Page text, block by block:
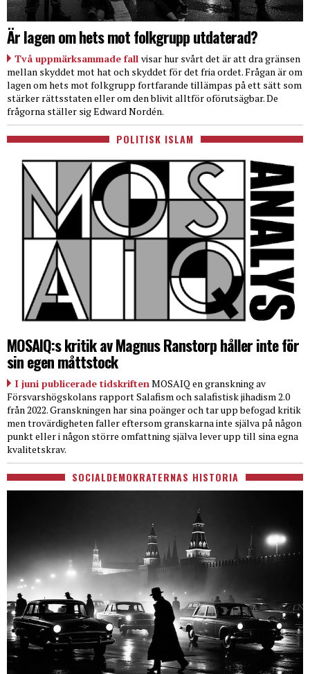
Är lagen om hets mot folkgrupp utdaterad?
Två uppmärksammade fall visar hur svårt det är att dra gränsen
mellan skyddet mot hat och skyddet för det fria ordet. Frågan är om
lagen om hets mot folkgrupp fortfarande tillämpas på ett sätt som
stärker rättsstaten eller om den blivit alltför oförutsägbar. De
frågorna ställer sig Edward Nordén.
POLITISK ISLAM
MOSAIQ:s kritik av Magnus Ranstorp håller inte för
sin egen måttstock
I juni publicerade tidskriften MOSAIQ en granskning av
Försvarshögskolans rapport Salafism och salafistisk jihadism 2.0
från 2022. Granskningen har sina poänger och tar upp befogad kritik
men trovärdigheten faller eftersom granskarna inte själva på någon
punkt eller i någon större omfattning själva lever upp till sina egna
kvalitetskrav.
SOCIALDEMOKRATERNAS HISTORIA